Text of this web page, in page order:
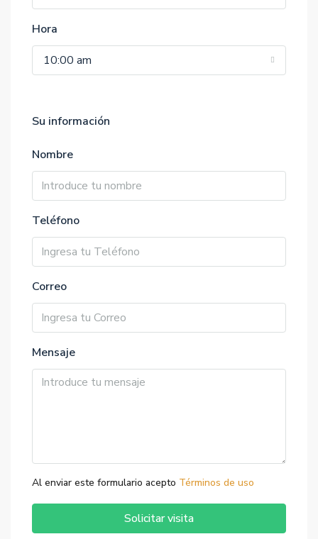
Hora
10:00 am
Su información
Nombre
Teléfono
Correo
Mensaje
Al enviar este formulario acepto Términos de uso
Solicitar visita